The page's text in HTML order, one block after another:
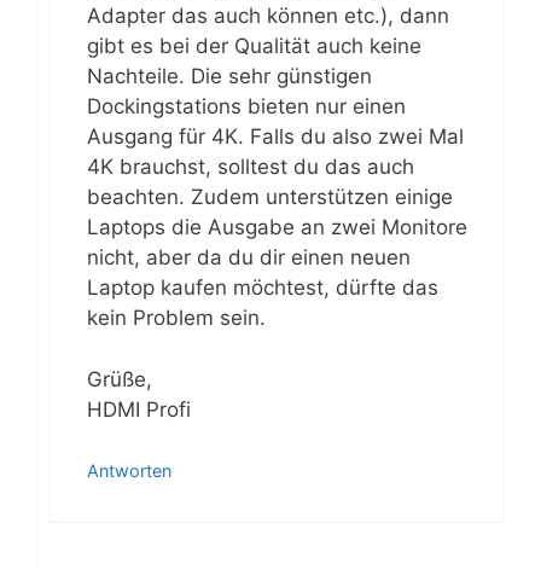
Adapter das auch können etc.), dann
gibt es bei der Qualität auch keine
Nachteile. Die sehr günstigen
Dockingstations bieten nur einen
Ausgang für 4K. Falls du also zwei Mal
4K brauchst, solltest du das auch
beachten. Zudem unterstützen einige
Laptops die Ausgabe an zwei Monitore
nicht, aber da du dir einen neuen
Laptop kaufen möchtest, dürfte das
kein Problem sein.
Grüße,
HDMI Profi
Antworten